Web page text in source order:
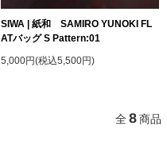
SIWA | 紙和 SAMIRO YUNOKI FL
ATバッグ S Pattern:01
5,000円(税込5,500円)
全8商品